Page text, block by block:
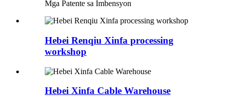
Mga Patente sa Imbensyon
Hebei Renqiu Xinfa processing
workshop
Hebei Xinfa Cable Warehouse